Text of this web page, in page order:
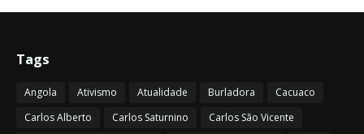
Tags
Angola Ativismo Atualidade Burladora
Cacuaco
Carlos Alberto
Carlos Saturnino
Carlos São Vicente